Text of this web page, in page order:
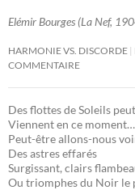
Elémir Bourges (La Nef,
HARMONIE VS. DISCORDE
COMMENTAIRE
Des flottes de Soleils
Viennent en ce moment…
Peut-être allons-nous
Des astres effarés
Surgissant, clairs
Ou triomphes du Noir le